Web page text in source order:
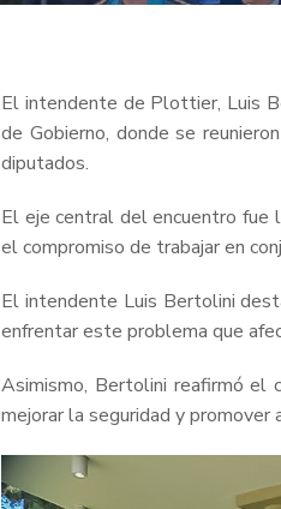
El intendente de Plottier, Luis
de Gobierno, donde se
diputados.
El eje central del encuentro fue
el compromiso de trabajar en
El intendente Luis Bertolini
enfrentar este problema que
Asimismo, Bertolini reafirmó el
mejorar la seguridad y promover